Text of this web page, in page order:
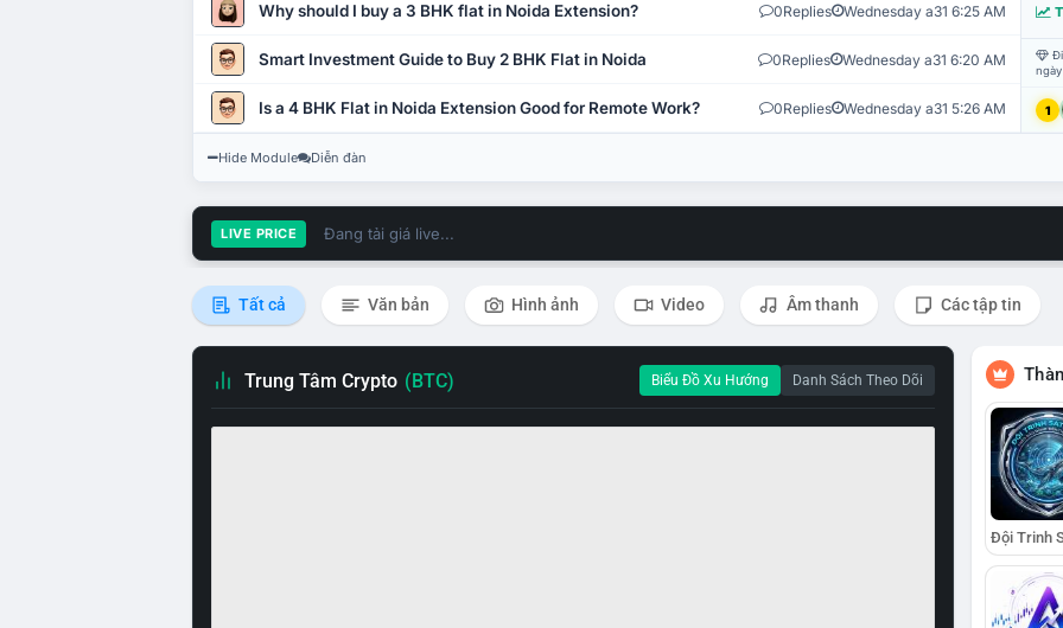
Why should I buy a 3 BHK flat in Noida Extension? 0Replies Wednesday a31 6:25 AM
Smart Investment Guide to Buy 2 BHK Flat in Noida 0Replies Wednesday a31 6:20 AM
Is a 4 BHK Flat in Noida Extension Good for Remote Work? 0Replies Wednesday a31 5:26 AM 1
Hide Module Diễn đàn
LIVE PRICE Đang tải giá live...
Tất cả Văn bản Hình ảnh Video Âm thanh Các tập tin
Trung Tâm Crypto (BTC) Biểu Đồ Xu Hướng Danh Sách Theo Dõi